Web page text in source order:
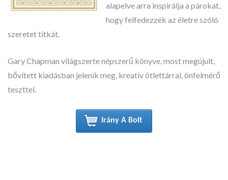
alapelve arra inspirálja a párokat,
hogy felfedezzék az életre szóló
szeretet titkát.
Gary Chapman világszerte népszerű könyve, most megújult,
bővített kiadásban jelenik meg, kreatív ötlettárral, önfelmérő
teszttel.
Irány A Bolt